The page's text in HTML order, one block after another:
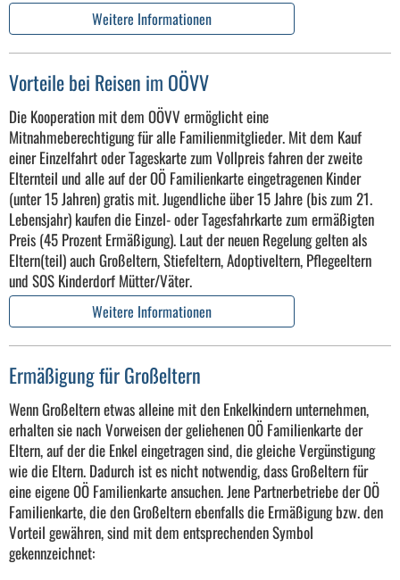
Weitere Informationen
Vorteile bei Reisen im OÖVV
Die Kooperation mit dem OÖVV ermöglicht eine
Mitnahmeberechtigung für alle Familienmitglieder. Mit dem Kauf
einer Einzelfahrt oder Tageskarte zum Vollpreis fahren der zweite
Elternteil und alle auf der OÖ Familienkarte eingetragenen Kinder
(unter 15 Jahren) gratis mit. Jugendliche über 15 Jahre (bis zum 21.
Lebensjahr) kaufen die Einzel- oder Tagesfahrkarte zum ermäßigten
Preis (45 Prozent Ermäßigung). Laut der neuen Regelung gelten als
Eltern(teil) auch Großeltern, Stiefeltern, Adoptiveltern, Pflegeeltern
und SOS Kinderdorf Mütter/Väter.
Weitere Informationen
Ermäßigung für Großeltern
Wenn Großeltern etwas alleine mit den Enkelkindern unternehmen,
erhalten sie nach Vorweisen der geliehenen OÖ Familienkarte der
Eltern, auf der die Enkel eingetragen sind, die gleiche Vergünstigung
wie die Eltern. Dadurch ist es nicht notwendig, dass Großeltern für
eine eigene OÖ Familienkarte ansuchen. Jene Partnerbetriebe der OÖ
Familienkarte, die den Großeltern ebenfalls die Ermäßigung bzw. den
Vorteil gewähren, sind mit dem entsprechenden Symbol
gekennzeichnet: